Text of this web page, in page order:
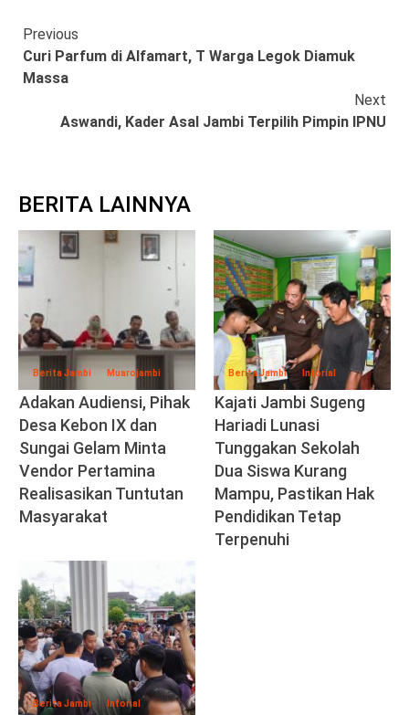
Continue
Reading
Previous
Curi Parfum di Alfamart, T Warga Legok Diamuk
Massa
Next
Aswandi, Kader Asal Jambi Terpilih Pimpin IPNU
BERITA LAINNYA
Berita Jambi Muarojambi
Adakan Audiensi, Pihak
Desa Kebon IX dan
Sungai Gelam Minta
Vendor Pertamina
Realisasikan Tuntutan
Masyarakat
Berita Jambi Inforial
Kajati Jambi Sugeng
Hariadi Lunasi
Tunggakan Sekolah
Dua Siswa Kurang
Mampu, Pastikan Hak
Pendidikan Tetap
Terpenuhi
Berita Jambi Inforial